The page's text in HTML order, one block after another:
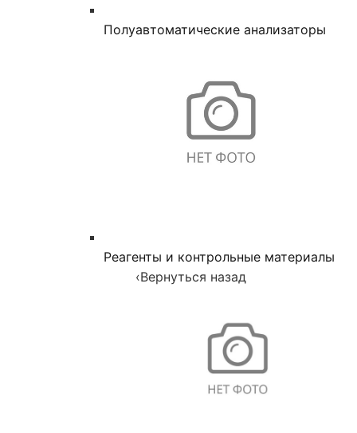
Полуавтоматические анализаторы
Реагенты и контрольные материалы
‹Вернуться назад